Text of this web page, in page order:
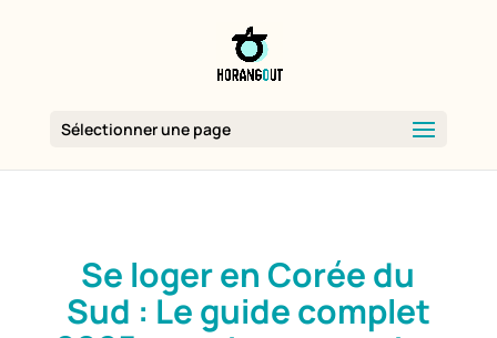
Sélectionner une page
Se loger en Corée du
Sud : Le guide complet